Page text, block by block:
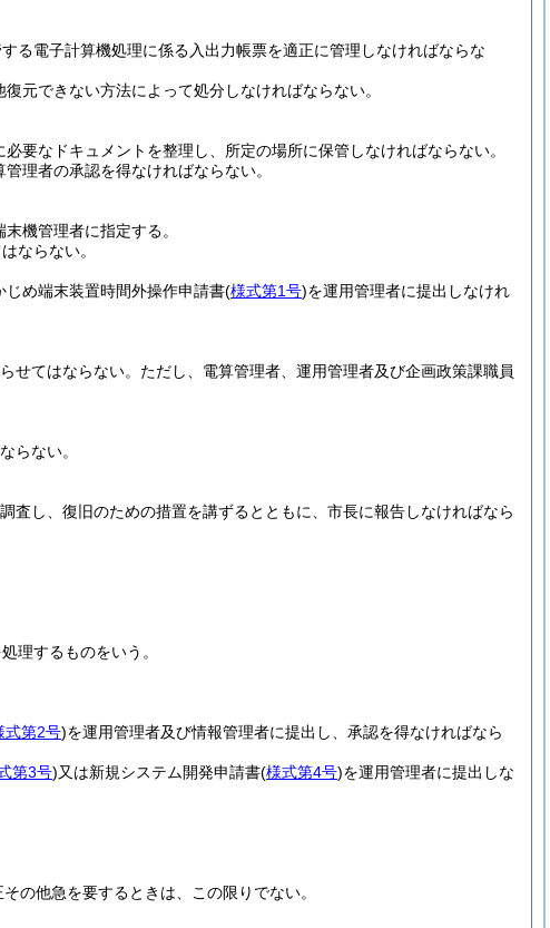
る電子計算機処理に係る入出力帳票を適正に管理しなければならな
元できない方法によって処分しなければならない。
要なドキュメントを整理し、所定の場所に保管しなければならない。
理者の承認を得なければならない。
機管理者に指定する。
ならない。
め端末装置時間外操作申請書(様式第1号)を運用管理者に提出しなけれ
せてはならない。 ただし、電算管理者、運用管理者及び企画政策課職員
らない。
査し、復旧のための措置を講ずるとともに、市長に報告しなければなら
理するものをいう。
式第2号)を運用管理者及び情報管理者に提出し、承認を得なければなら
第3号)又は新規システム開発申請書(様式第4号)を運用管理者に提出しな
の他急を要するときは、この限りでない。